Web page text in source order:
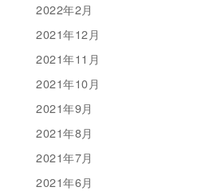
2022年2月
2021年12月
2021年11月
2021年10月
2021年9月
2021年8月
2021年7月
2021年6月